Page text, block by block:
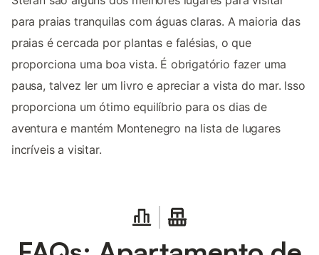
para praias tranquilas com águas claras. A maioria das
praias é cercada por plantas e falésias, o que
proporciona uma boa vista. É obrigatório fazer uma
pausa, talvez ler um livro e apreciar a vista do mar. Isso
proporciona um ótimo equilíbrio para os dias de
aventura e mantém Montenegro na lista de lugares
incríveis a visitar.